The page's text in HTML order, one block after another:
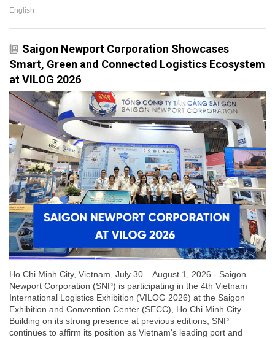
English
Saigon Newport Corporation Showcases
Smart, Green and Connected Logistics Ecosystem
at VILOG 2026
Ho Chi Minh City, Vietnam, July 30 – August 1, 2026 - Saigon
Newport Corporation (SNP) is participating in the 4th Vietnam
International Logistics Exhibition (VILOG 2026) at the Saigon
Exhibition and Convention Center (SECC), Ho Chi Minh City.
Building on its strong presence at previous editions, SNP
continues to affirm its position as Vietnam's leading port and